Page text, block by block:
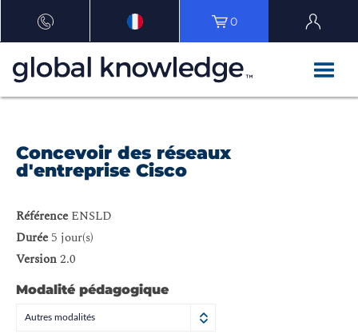
0
Concevoir des réseaux
d'entreprise Cisco
Référence ENSLD
Durée 5 jour(s)
Version2.0
Modalité pédagogique
Autres modalités